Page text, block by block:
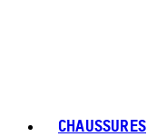
CHAUSSURES